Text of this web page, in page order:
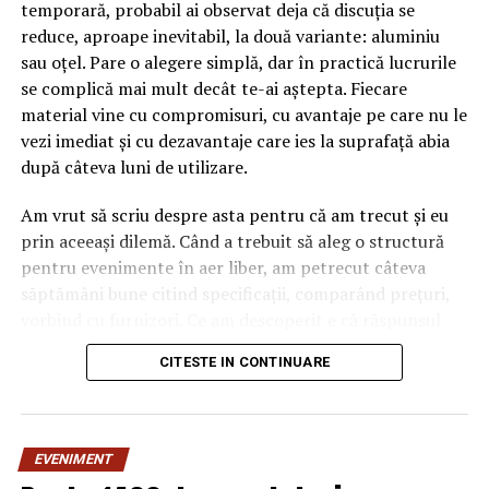
temporară, probabil ai observat deja că discuția se
reduce, aproape inevitabil, la două variante: aluminiu
sau oțel. Pare o alegere simplă, dar în practică lucrurile
se complică mai mult decât te-ai aștepta. Fiecare
material vine cu compromisuri, cu avantaje pe care nu le
vezi imediat și cu dezavantaje care ies la suprafață abia
după câteva luni de utilizare.
Am vrut să scriu despre asta pentru că am trecut și eu
prin aceeași dilemă. Când a trebuit să aleg o structură
pentru evenimente în aer liber, am petrecut câteva
săptămâni bune citind specificații, comparând prețuri,
„corect” depinde mult de context, de cât de des muți
pavilionul și de ce condiții meteo ai de înfruntat.
materialului mai mult decât
CITESTE IN CONTINUARE
EVENIMENT